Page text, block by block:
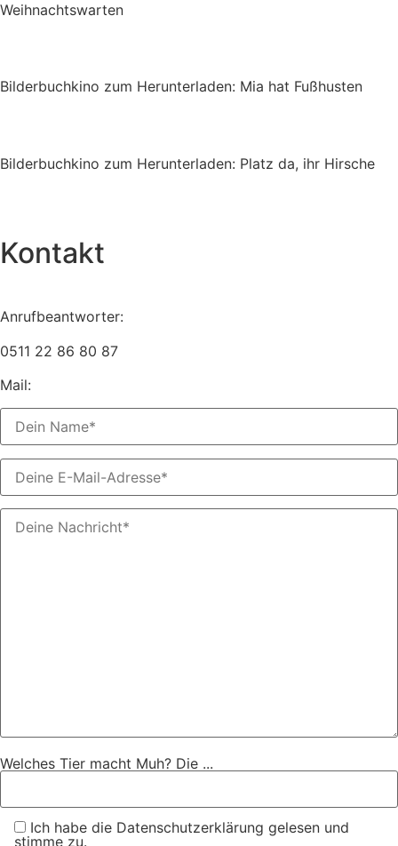
Weihnachtswarten
Bilderbuchkino zum Herunterladen: Mia hat Fußhusten
Bilderbuchkino zum Herunterladen: Platz da, ihr Hirsche
Kontakt
Anrufbeantworter:
0511 22 86 80 87
Mail:
Welches Tier macht Muh? Die ...
Ich habe die Datenschutzerklärung gelesen und
stimme zu.